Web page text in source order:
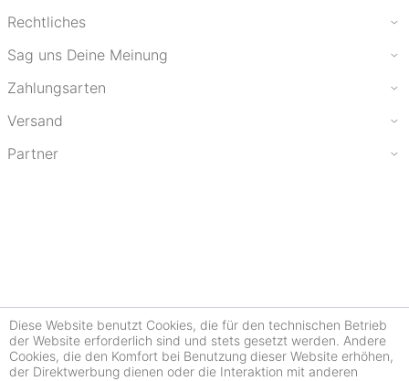
Rechtliches
Sag uns Deine Meinung
Zahlungsarten
Versand
Partner
Diese Website benutzt Cookies, die für den technischen Betrieb
der Website erforderlich sind und stets gesetzt werden. Andere
Cookies, die den Komfort bei Benutzung dieser Website erhöhen,
der Direktwerbung dienen oder die Interaktion mit anderen